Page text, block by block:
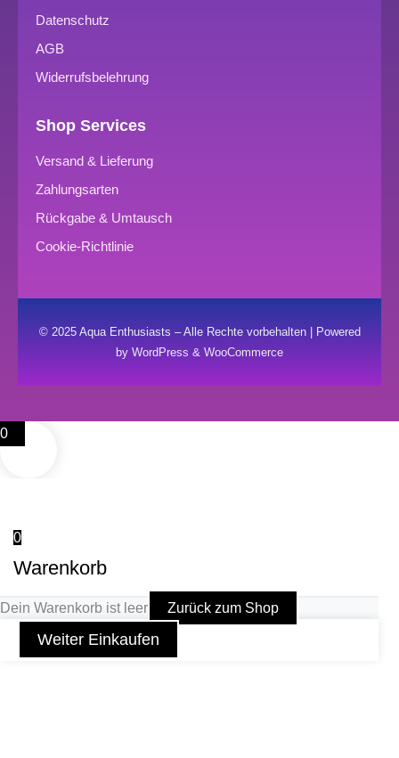
Datenschutz
AGB
Widerrufsbelehrung
Shop Services
Versand & Lieferung
Zahlungsarten
Rückgabe & Umtausch
Cookie-Richtlinie
© 2025 Aqua Enthusiasts – Alle Rechte vorbehalten | Powered
by WordPress & WooCommerce
0
0
Warenkorb
Dein Warenkorb ist leer Zurück zum Shop
Weiter Einkaufen